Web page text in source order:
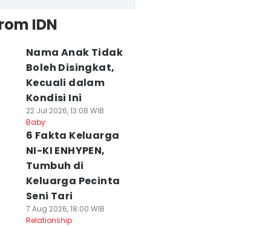
IDN
Nama Anak Tidak
Boleh Disingkat,
Kecuali dalam
Kondisi Ini
22 Jul 2026, 13:08 WIB
Baby
6 Fakta Keluarga
NI-KI ENHYPEN,
Tumbuh di
Keluarga Pecinta
Seni Tari
7 Aug 2026, 18:00 WIB
Relationship